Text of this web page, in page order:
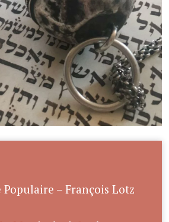
– François Lotz